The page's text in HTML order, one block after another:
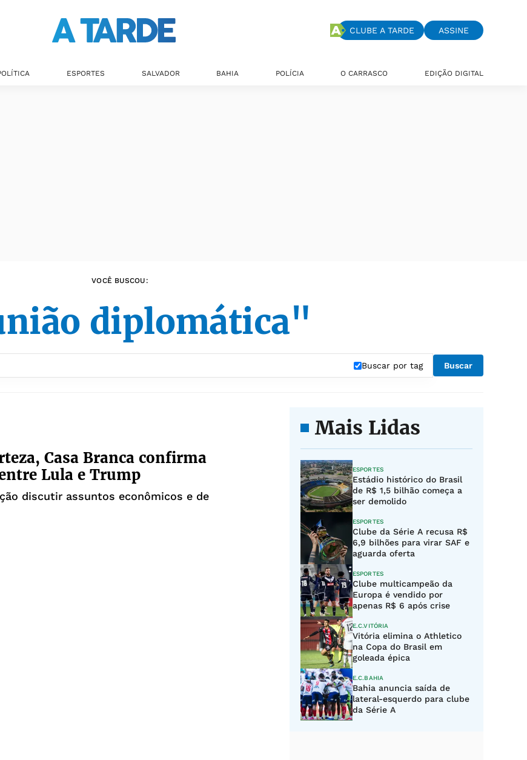
CLUBE A TARDE ASSINE
ESPORTES SALVADOR BAHIA POLÍCIA O CARRASCO EDIÇÃO DIGITAL
VOCÊ BUSCOU:
diplomática"
Buscar por tag Buscar
Casa Branca confirma
Lula e Trump
discutir assuntos econômicos e de
Mais Lidas
ESPORTES
Estádio histórico do Brasil
de R$ 1,5 bilhão começa a
ser demolido
ESPORTES
Clube da Série A recusa R$
6,9 bilhões para virar SAF e
aguarda oferta
ESPORTES
Clube multicampeão da
Europa é vendido por
apenas R$ 6 após crise
E.C.VITÓRIA
Vitória elimina o Athletico
na Copa do Brasil em
goleada épica
E.C.BAHIA
Bahia anuncia saída de
lateral-esquerdo para clube
da Série A